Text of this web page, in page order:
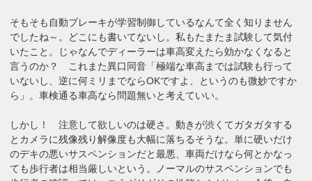
そもそも自動ブレーキが学習制御しているなんて全く知りません
でしたね～。どこにも書いてないし。私もたまたま試験して気付
いたこと。じゃなんでディーラーは車高変えたら効かなくなると
言うのか？ これまた異口同音「極端な車高までは試験も行って
いないし、逆に何ミリまでならOKですよ、というのも微妙ですか
ら」。車検通る車高なら問題無いと考えていい。
しかし！ 注意して欲しいのは硬さ。動きが渋くてガタガタする
とカメラに残像残り解像度も大幅に落ちるそうな。単に硬いだけ
のデキの悪いサスペンションだと最悪、車両だけなら何とかなっ
ても歩行者は相当厳しいという。ノーマルのサスペンションでも